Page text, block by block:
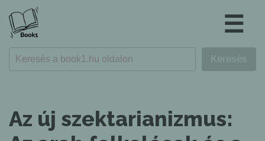
☰
Az új szektarianizmus: